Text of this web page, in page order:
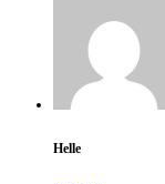
Helle